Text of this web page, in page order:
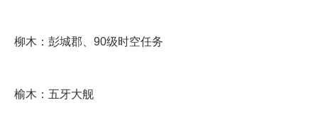
柳木：彭城郡、90级时空任务
榆木：五牙大舰